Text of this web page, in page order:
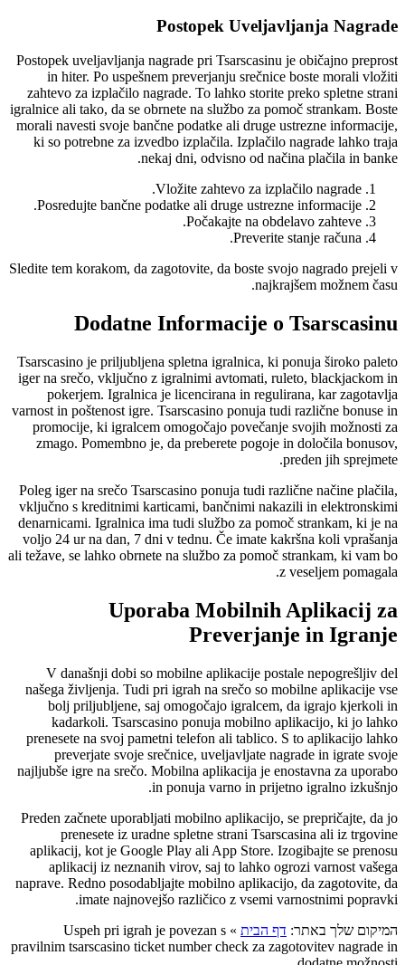
Postopek Uveljavljanja Nagrade
Postopek uveljavljanja nagrade pri Tsarscasinu je običajno preprost
in hiter. Po uspešnem preverjanju srečnice boste morali vložiti
zahtevo za izplačilo nagrade. To lahko storite preko spletne strani
igralnice ali tako, da se obrnete na službo za pomoč strankam. Boste
morali navesti svoje bančne podatke ali druge ustrezne informacije,
ki so potrebne za izvedbo izplačila. Izplačilo nagrade lahko traja
nekaj dni, odvisno od načina plačila in banke.
Vložite zahtevo za izplačilo nagrade.
Posredujte bančne podatke ali druge ustrezne informacije.
Počakajte na obdelavo zahteve.
Preverite stanje računa.
Sledite tem korakom, da zagotovite, da boste svojo nagrado prejeli v
najkrajšem možnem času.
Dodatne Informacije o Tsarscasinu
Tsarscasino je priljubljena spletna igralnica, ki ponuja široko paleto
iger na srečo, vključno z igralnimi avtomati, ruleto, blackjackom in
pokerjem. Igralnica je licencirana in regulirana, kar zagotavlja
varnost in poštenost igre. Tsarscasino ponuja tudi različne bonuse in
promocije, ki igralcem omogočajo povečanje svojih možnosti za
zmago. Pomembno je, da preberete pogoje in določila bonusov,
preden jih sprejmete.
Poleg iger na srečo Tsarscasino ponuja tudi različne načine plačila,
vključno s kreditnimi karticami, bančnimi nakazili in elektronskimi
denarnicami. Igralnica ima tudi službo za pomoč strankam, ki je na
voljo 24 ur na dan, 7 dni v tednu. Če imate kakršna koli vprašanja
ali težave, se lahko obrnete na službo za pomoč strankam, ki vam bo
z veseljem pomagala.
Uporaba Mobilnih Aplikacij za
Preverjanje in Igranje
V današnji dobi so mobilne aplikacije postale nepogrešljiv del
našega življenja. Tudi pri igrah na srečo so mobilne aplikacije vse
bolj priljubljene, saj omogočajo igralcem, da igrajo kjerkoli in
kadarkoli. Tsarscasino ponuja mobilno aplikacijo, ki jo lahko
prenesete na svoj pametni telefon ali tablico. S to aplikacijo lahko
preverjate svoje srečnice, uveljavljate nagrade in igrate svoje
najljubše igre na srečo. Mobilna aplikacija je enostavna za uporabo
in ponuja varno in prijetno igralno izkušnjo.
Preden začnete uporabljati mobilno aplikacijo, se prepričajte, da jo
prenesete iz uradne spletne strani Tsarscasina ali iz trgovine
aplikacij, kot je Google Play ali App Store. Izogibajte se prenosu
aplikacij iz neznanih virov, saj to lahko ogrozi varnost vašega
naprave. Redno posodabljajte mobilno aplikacijo, da zagotovite, da
imate najnovejšo različico z vsemi varnostnimi popravki.
המיקום שלך באתר: דף הבית »
Uspeh pri igrah je povezan s
pravilnim tsarscasino ticket number check za zagotovitev nagrade in